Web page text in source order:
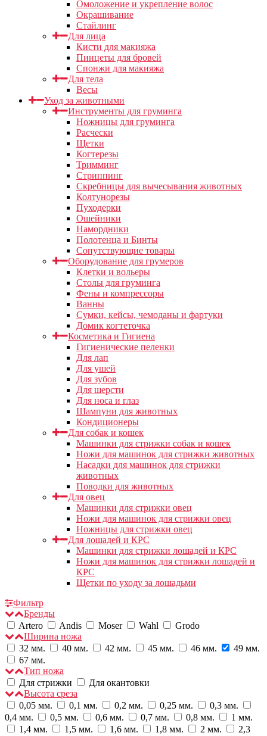
Омоложение и укрепление волос
Окрашивание
Стайлинг
Для лица
Кисти для макияжа
Пинцеты для бровей
Спонжи для макияжа
Для тела
Весы
Уход за животными
Инструменты для груминга
Ножницы для груминга
Расчески
Щетки
Когтерезы
Тримминг
Стриппинг
Скребницы для вычесывания животных
Колтунорезы
Пуходерки
Ошейники
Намордники
Полотенца и Бинты
Сопутствующие товары
Оборудование для грумеров
Клетки и вольеры
Столы для груминга
Фены и компрессоры
Ванны
Сумки, кейсы, чемоданы и фартуки
Домик когтеточка
Косметика и Гигиена
Гигиенические пеленки
Для лап
Для ушей
Для зубов
Для шерсти
Для носа и глаз
Шампуни для животных
Кондиционеры
Для собак и кошек
Машинки для стрижки собак и кошек
Ножи для машинок для стрижки животных
Насадки для машинок для стрижки
животных
Поводки для животных
Для овец
Машинки для стрижки овец
Ножи для машинок для стрижки овец
Ножницы для стрижки овец
Для лошадей и КРС
Машинки для стрижки лошадей и КРС
Ножи для машинок для стрижки лошадей и
КРС
Щетки по уходу за лошадьми
Фильтр
Бренды
Artero
Andis Moser Wahl
Grodo
Ширина ножа
32 мм.
40 мм. 42 мм. 45 мм. 46 мм.
49 мм.
67 мм.
Тип ножа
Для стрижки
Для окантовки
Высота среза
0,05 мм.
0,1 мм. 0,2 мм. 0,25 мм.
0,3 мм.
0,4 мм.
0,5 мм. 0,6 мм. 0,7 мм. 0,8 мм.
1 мм.
1,4 мм.
1,5 мм. 1,6 мм. 1,8 мм. 2 мм.
2,3